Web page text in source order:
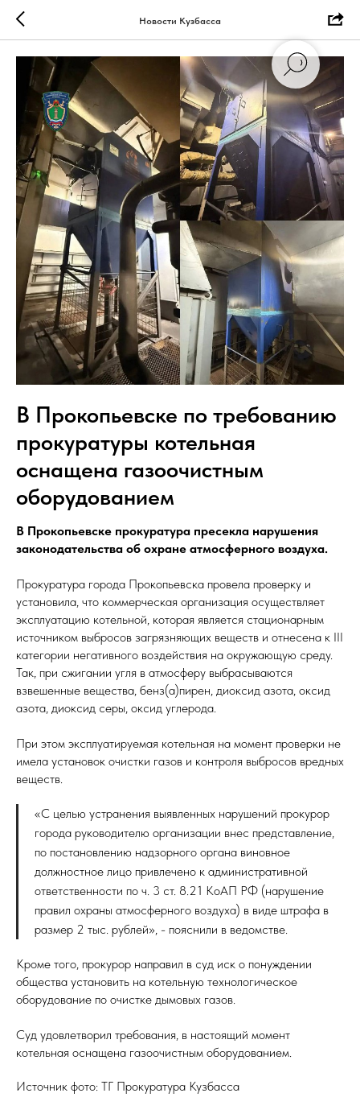
Новости Кузбасса
В Прокопьевске по требованию
прокуратуры котельная
оснащена газоочистным
оборудованием
В Прокопьевске прокуратура пресекла нарушения
законодательства об охране атмосферного воздуха.
Прокуратура города Прокопьевска провела проверку и
установила, что коммерческая организация осуществляет
эксплуатацию котельной, которая является стационарным
источником выбросов загрязняющих веществ и отнесена к III
категории негативного воздействия на окружающую среду.
Так, при сжигании угля в атмосферу выбрасываются
взвешенные вещества, бенз(а)пирен, диоксид азота, оксид
азота, диоксид серы, оксид углерода.
При этом эксплуатируемая котельная на момент проверки не
имела установок очистки газов и контроля выбросов вредных
веществ.
«С целью устранения выявленных нарушений прокурор
города руководителю организации внес представление,
по постановлению надзорного органа виновное
должностное лицо привлечено к административной
ответственности по ч. 3 ст. 8.21 КоАП РФ (нарушение
правил охраны атмосферного воздуха) в виде штрафа в
размер 2 тыс. рублей», - пояснили в ведомстве.
Кроме того, прокурор направил в суд иск о понуждении
общества установить на котельную технологическое
оборудование по очистке дымовых газов.
Суд удовлетворил требования, в настоящий момент
котельная оснащена газоочистным оборудованием.
Источник фото: ТГ Прокуратура Кузбасса